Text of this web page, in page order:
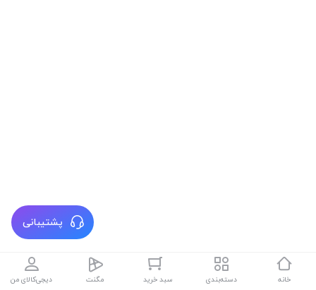
پشتیبانی
خانه دسته‌بندی سبد خرید مگنت دیجی‌کالای من